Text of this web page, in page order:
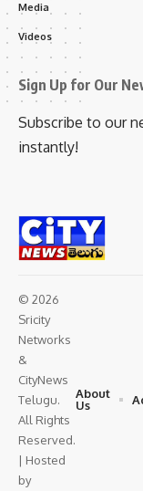
Media
Videos
Sign Up for Our
Subscribe to our
instantly!
© 2026
Sricity
Networks
&
CityNews
Telugu.
All Rights
Reserved.
| Hosted
by
About
Us